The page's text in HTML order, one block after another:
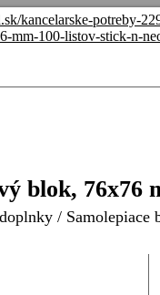
kancelarske-potreby-
mm-100-listov-stick-n-
blok,
/ Samolepiace